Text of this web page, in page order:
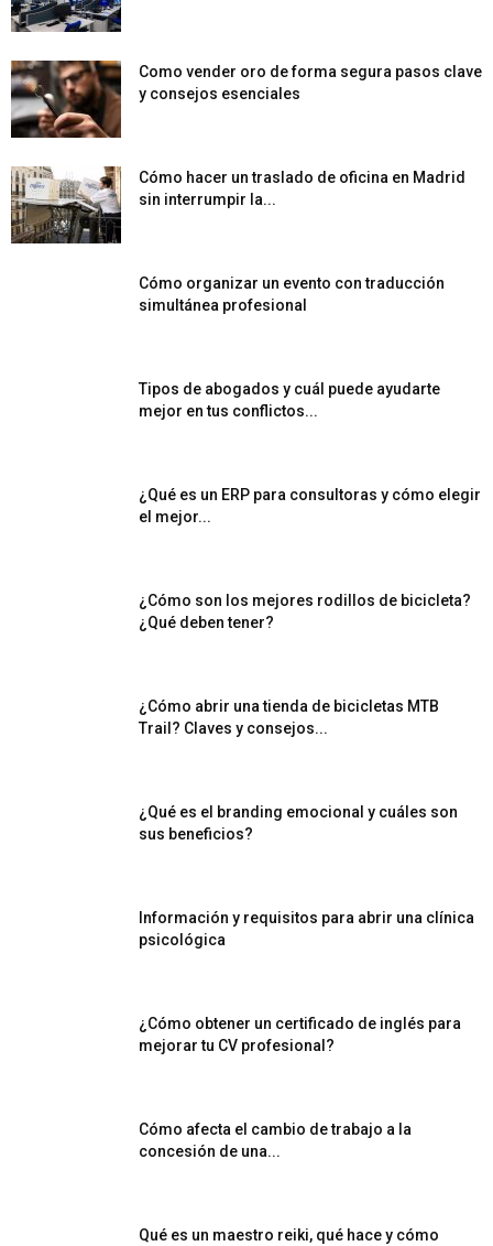
Como vender oro de forma segura pasos clave
y consejos esenciales
Cómo hacer un traslado de oficina en Madrid
sin interrumpir la...
Cómo organizar un evento con traducción
simultánea profesional
Tipos de abogados y cuál puede ayudarte
mejor en tus conflictos...
¿Qué es un ERP para consultoras y cómo elegir
el mejor...
¿Cómo son los mejores rodillos de bicicleta?
¿Qué deben tener?
¿Cómo abrir una tienda de bicicletas MTB
Trail? Claves y consejos...
¿Qué es el branding emocional y cuáles son
sus beneficios?
Información y requisitos para abrir una clínica
psicológica
¿Cómo obtener un certificado de inglés para
mejorar tu CV profesional?
Cómo afecta el cambio de trabajo a la
concesión de una...
Qué es un maestro reiki, qué hace y cómo